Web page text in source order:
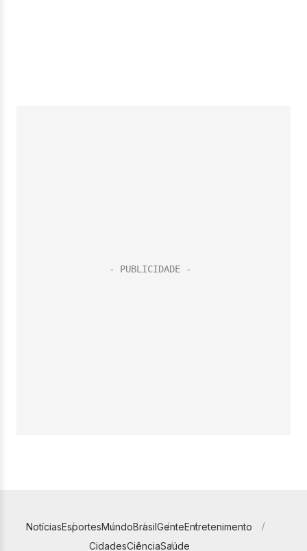
NotíciasEsportesMundoBrasilGenteEntretenimento
CidadesCiênciaSaúde